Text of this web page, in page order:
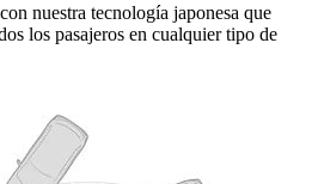
nuestra tecnología japonesa que
los pasajeros en cualquier tipo de